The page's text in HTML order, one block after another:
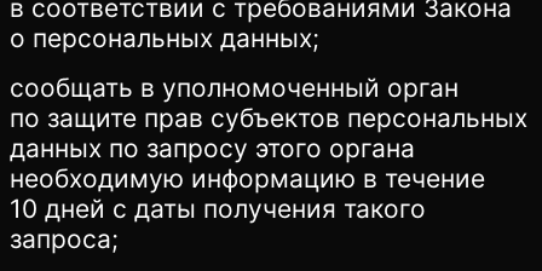
в соответствии с требованиями Закона
о персональных данных;
сообщать в уполномоченный орган
по защите прав субъектов персональных
данных по запросу этого органа
необходимую информацию в течение
10 дней с даты получения такого
запроса;